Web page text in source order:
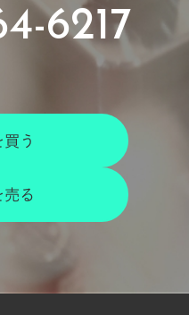
6217
う
売る